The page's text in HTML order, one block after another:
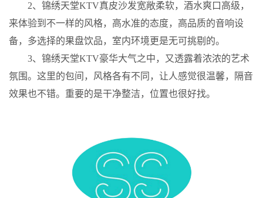
2、锦绣天堂KTV真皮沙发宽敞柔软，酒水爽口高级，
来体验到不一样的风格，高水准的态度，高品质的音响设
备，多选择的果盘饮品，室内环境更是无可挑剔的。
3、锦绣天堂KTV豪华大气之中，又透露着浓浓的艺术
氛围。这里的包间，风格各有不同，让人感觉很温馨，隔音
效果也不错。重要的是干净整洁，位置也很好找。